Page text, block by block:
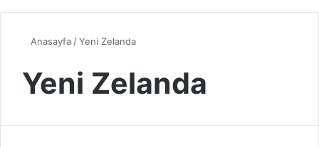
Anasayfa /Yeni Zelanda
Yeni Zelanda